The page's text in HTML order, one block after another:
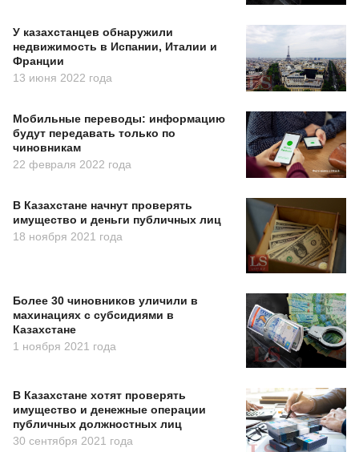
У казахстанцев обнаружили
недвижимость в Испании, Италии и
Франции
13 июня 2022 года
Мобильные переводы: информацию
будут передавать только по
чиновникам
22 февраля 2022 года
В Казахстане начнут проверять
имущество и деньги публичных лиц
18 ноября 2021 года
Более 30 чиновников уличили в
махинациях с субсидиями в
Казахстане
1 ноября 2021 года
В Казахстане хотят проверять
имущество и денежные операции
публичных должностных лиц
30 сентября 2021 года